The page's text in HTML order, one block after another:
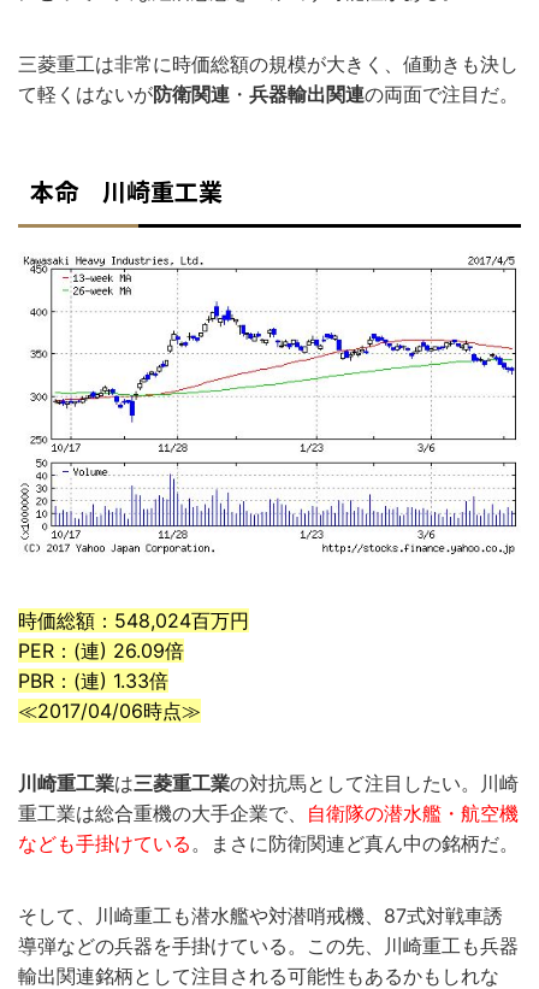
三菱重工は非常に時価総額の規模が大きく、値動きも決し
て軽くはないが防衛関連 ・ 兵器輸出関連の両面で注目だ。
本命 川崎重工業
時価総額：548,024百万円
PER：(連) 26.09倍
PBR：(連) 1.33倍
≪2017/04/06時点≫
川崎重工業は三菱重工業の対抗馬として注目したい。川崎
重工業は総合重機の大手企業で、 自衛隊の潜水艦・航空機
なども手掛けている 。まさに防衛関連ど真ん中の銘柄だ。
そして、川崎重工も潜水艦や対潜哨戒機、87式対戦車誘
導弾などの兵器を手掛けている。この先、川崎重工も兵器
輸出関連銘柄として注目される可能性もあるかもしれな